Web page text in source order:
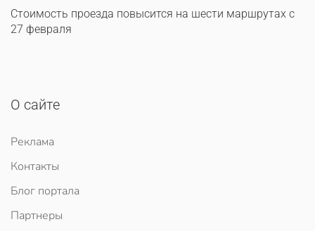
Стоимость проезда повысится на шести маршрутах с
27 февраля
О сайте
Реклама
Контакты
Блог портала
Партнеры